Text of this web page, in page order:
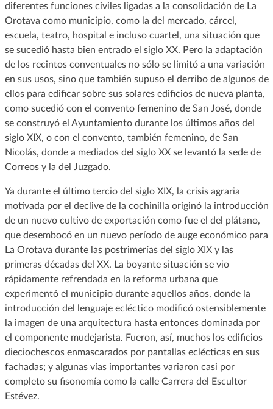
diferentes funciones civiles ligadas a la consolidación de La
Orotava como municipio, como la del mercado, cárcel,
escuela, teatro, hospital e incluso cuartel, una situación que
se sucedió hasta bien entrado el siglo XX. Pero la adaptación
de los recintos conventuales no sólo se limitó a una variación
en sus usos, sino que también supuso el derribo de algunos de
ellos para edificar sobre sus solares edificios de nueva planta,
como sucedió con el convento femenino de San José, donde
se construyó el Ayuntamiento durante los últimos años del
siglo XIX, o con el convento, también femenino, de San
Nicolás, donde a mediados del siglo XX se levantó la sede de
Correos y la del Juzgado.
Ya durante el último tercio del siglo XIX, la crisis agraria
motivada por el declive de la cochinilla originó la introducción
de un nuevo cultivo de exportación como fue el del plátano,
que desembocó en un nuevo período de auge económico para
La Orotava durante las postrimerías del siglo XIX y las
primeras décadas del XX. La boyante situación se vio
rápidamente refrendada en la reforma urbana que
experimentó el municipio durante aquellos años, donde la
introducción del lenguaje ecléctico modificó ostensiblemente
la imagen de una arquitectura hasta entonces dominada por
el componente mudejarista. Fueron, así, muchos los edificios
dieciochescos enmascarados por pantallas eclécticas en sus
fachadas; y algunas vías importantes variaron casi por
completo su fisonomía como la calle Carrera del Escultor
Estévez.